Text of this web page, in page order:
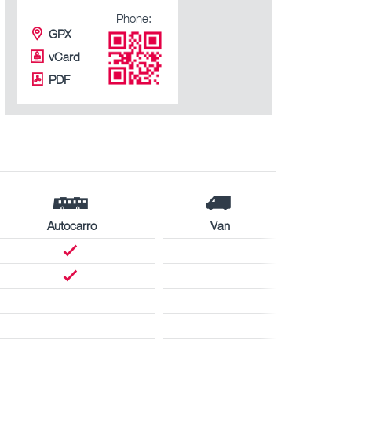
GPX
vCard
PDF
Phone:
Autocarro
Van